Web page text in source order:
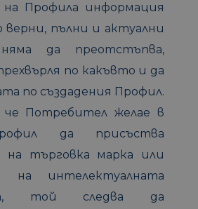
на Профила информация
верни, пълни и актуални
да преотстъпва,
по какъвто и да
по създадения Профил.
че Потребител желае в
да присъства
на търговка марка или
на интелектуалната
той следва да